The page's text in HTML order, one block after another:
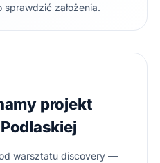
założenia.
projekt
warsztatu discovery —